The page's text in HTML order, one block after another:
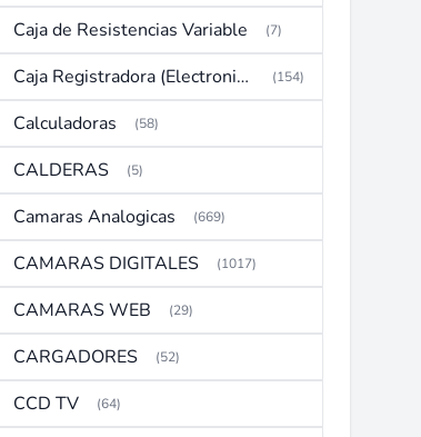
Caja de Resistencias Variable (7)
Caja Registradora (Electronic Cash Register) (154)
Calculadoras (58)
CALDERAS (5)
Camaras Analogicas (669)
CAMARAS DIGITALES (1017)
CAMARAS WEB (29)
CARGADORES (52)
CCD TV (64)